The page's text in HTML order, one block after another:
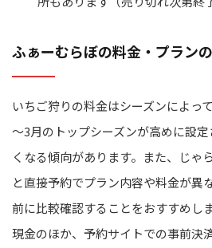
ふぁーむらぼの料金・プラン
いちご狩りの料金はシーズンによっ
～3月のトップシーズンが高めに設
くなる傾向があります。また、じゃ
と直接予約でプラン内容や料金が異
前に比較確認することをおすすめし
現金のほか、予約サイトでの事前決